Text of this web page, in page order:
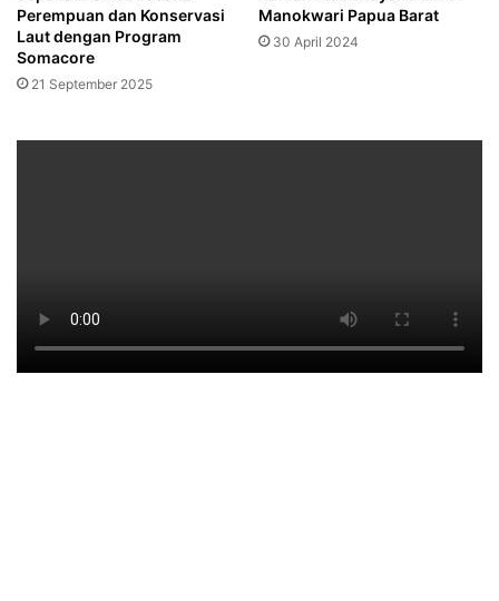
Perempuan dan Konservasi
Laut dengan Program
Somacore
21 September 2025
Manokwari Papua Barat
30 April 2024